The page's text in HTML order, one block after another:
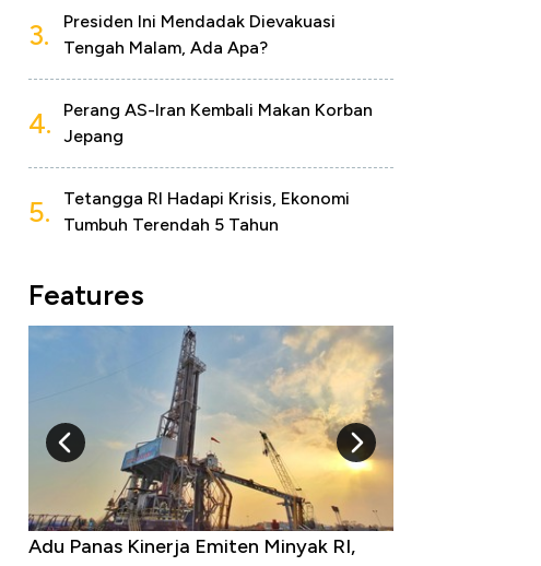
3.
Presiden Ini Mendadak Dievakuasi
Tengah Malam, Ada Apa?
4.
Perang AS-Iran Kembali Makan Korban
Jepang
5.
Tetangga RI Hadapi Krisis, Ekonomi
Tumbuh Terendah 5 Tahun
Features
10 Provinsi dengan Tingkat